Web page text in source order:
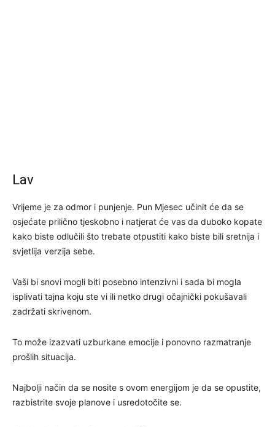
Lav
Vrijeme je za odmor i punjenje. Pun Mjesec učinit će da se
osjećate prilično tjeskobno i natjerat će vas da duboko kopate
kako biste odlučili što trebate otpustiti kako biste bili sretnija i
svjetlija verzija sebe.
Vaši bi snovi mogli biti posebno intenzivni i sada bi mogla
isplivati ​​tajna koju ste vi ili netko drugi očajnički pokušavali
zadržati skrivenom.
To može izazvati uzburkane emocije i ponovno razmatranje
prošlih situacija.
Najbolji način da se nosite s ovom energijom je da se opustite,
razbistrite svoje planove i usredotočite se.